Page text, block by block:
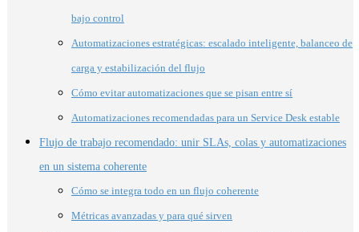
bajo control
Automatizaciones estratégicas: escalado inteligente, balanceo de
carga y estabilización del flujo
Cómo evitar automatizaciones que se pisan entre sí
Automatizaciones recomendadas para un Service Desk estable
Flujo de trabajo recomendado: unir SLAs, colas y automatizaciones
en un sistema coherente
Cómo se integra todo en un flujo coherente
Métricas avanzadas y para qué sirven